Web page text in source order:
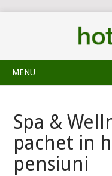
MENU
Spa &
pachet in
pensiuni